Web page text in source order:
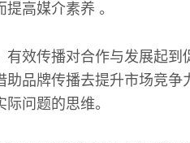
高媒介素养 。
有效传播对合作与发展起
助品牌传播去提升市场竞
问题的思维。